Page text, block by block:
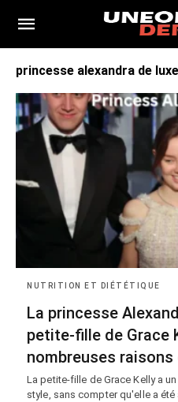
princesse alexandra de
NUTRITION ET DIÉTÉTIQUE
La princesse
petite-fille de Grace
nombreuses raisons
La petite-fille de Grace Kelly a
style, sans compter qu'elle a été